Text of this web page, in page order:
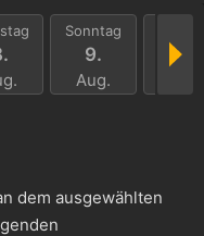
Sonntag
9.
Aug.
10.
dem ausgewählten